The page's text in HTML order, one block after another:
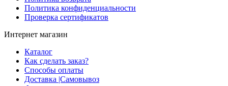
Политика конфиденциальности
Проверка сертификатов
Интернет магазин
Каталог
Как сделать заказ?
Способы оплаты
Доставка |Cамовывоз